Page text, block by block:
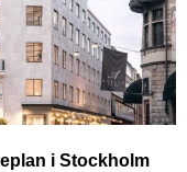
i Stockholm